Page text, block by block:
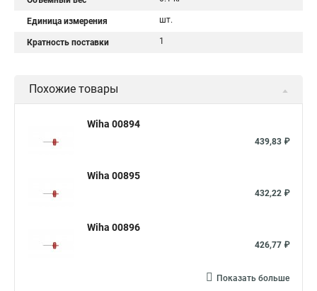
Единица измерения шт.
Кратность поставки 1
Похожие товары
Wiha 00894
439,83 ₽
Wiha 00895
432,22 ₽
Wiha 00896
426,77 ₽
Показать больше